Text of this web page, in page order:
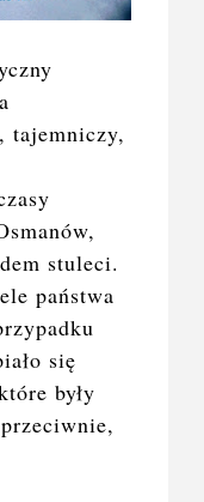
tajemniczy,
stuleci.
państwa
się
były